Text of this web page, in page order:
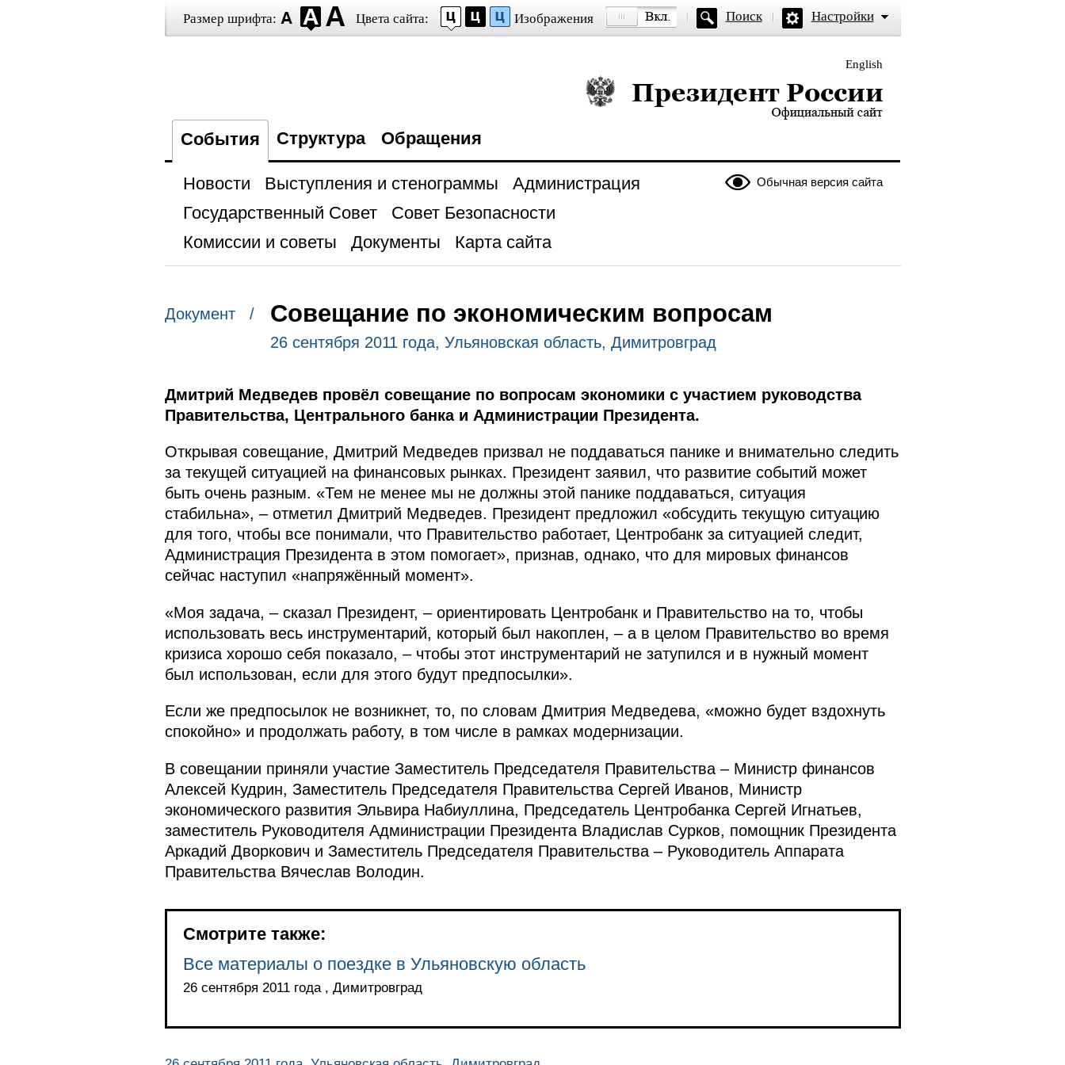
Размер шрифта: Цвета сайта: Изображения Поиск Настройки
English
Президент России — официальный сайт
События Структура Обращения
Обычная версия сайта
Новости Выступления и стенограммы
Администрация
Государственный Совет
Совет Безопасности
Комиссии и советы
Документы Карта сайта
Документ / Совещание по экономическим вопросам
26 сентября 2011 года, Ульяновская область, Димитровград
Дмитрий Медведев провёл совещание по вопросам экономики с участием руководства
Правительства, Центрального банка и Администрации Президента.
Открывая совещание, Дмитрий Медведев призвал не поддаваться панике и внимательно следить
за текущей ситуацией на финансовых рынках. Президент заявил, что развитие событий может
быть очень разным. «Тем не менее мы не должны этой панике поддаваться, ситуация
стабильна», – отметил Дмитрий Медведев. Президент предложил «обсудить текущую ситуацию
для того, чтобы все понимали, что Правительство работает, Центробанк за ситуацией следит,
Администрация Президента в этом помогает», признав, однако, что для мировых финансов
сейчас наступил «напряжённый момент».
«Моя задача, – сказал Президент, – ориентировать Центробанк и Правительство на то, чтобы
использовать весь инструментарий, который был накоплен, – а в целом Правительство во время
кризиса хорошо себя показало, – чтобы этот инструментарий не затупился и в нужный момент
был использован, если для этого будут предпосылки».
Если же предпосылок не возникнет, то, по словам Дмитрия Медведева, «можно будет вздохнуть
спокойно» и продолжать работу, в том числе в рамках модернизации.
В совещании приняли участие Заместитель Председателя Правительства – Министр финансов
Алексей Кудрин, Заместитель Председателя Правительства Сергей Иванов, Министр
экономического развития Эльвира Набиуллина, Председатель Центробанка Сергей Игнатьев,
заместитель Руководителя Администрации Президента Владислав Сурков, помощник Президента
Аркадий Дворкович и Заместитель Председателя Правительства – Руководитель Аппарата
Правительства Вячеслав Володин.
Смотрите также:
Все материалы о поездке в Ульяновскую область
26 сентября 2011 года , Димитровград